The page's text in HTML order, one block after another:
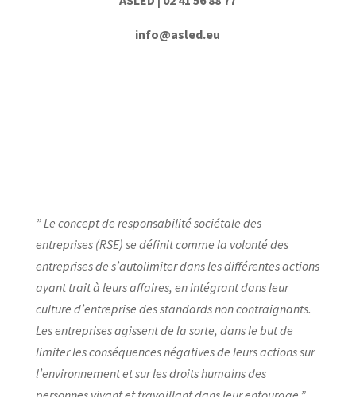
info@asled.eu
” Le concept de responsabilité sociétale des
entreprises (RSE) se définit comme la volonté des
entreprises de s’autolimiter dans les différentes actions
ayant trait à leurs affaires, en intégrant dans leur
culture d’entreprise des standards non contraignants.
Les entreprises agissent de la sorte, dans le but de
limiter les conséquences négatives de leurs actions sur
l’environnement et sur les droits humains des